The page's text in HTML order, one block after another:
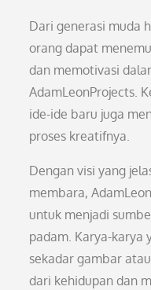
Dari generasi muda
orang dapat
dan memotivasi
AdamLeonProjects.
ide-ide baru juga
proses kreatifnya.
Dengan visi yang
membara,
untuk menjadi
padam. Karya-karya
sekadar gambar
dari kehidupan dan